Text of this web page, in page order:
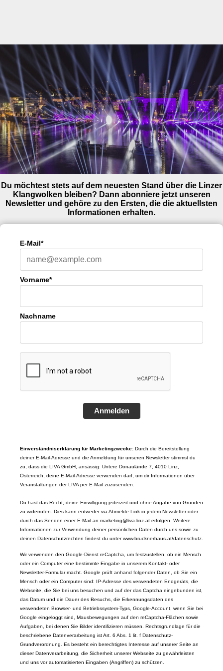
Du möchtest stets auf dem neuesten Stand über die Linzer
Klangwolken bleiben? Dann abonniere jetzt unseren
Newsletter und gehöre zu den Ersten, die die aktuellsten
Informationen erhalten.
E-Mail*
Vorname*
Nachname
Anmelden
Einverständniserklärung für Marketingzwecke: Durch die Bereitstellung
deiner E-Mail-Adresse und die Anmeldung für unseren Newsletter stimmst du
zu, dass die LIVA GmbH, ansässig: Untere Donaulände 7, 4010 Linz,
Österreich, deine E-Mail-Adresse verwenden darf, um dir Informationen über
Veranstaltungen der LIVA per E-Mail zuzusenden.
Du hast das Recht, deine Einwilligung jederzeit und ohne Angabe von Gründen
zu widerrufen. Dies kann entweder via Abmelde-Link in jedem Newsletter oder
durch das Senden einer E-Mail an marketing@liva.linz.at erfolgen. Weitere
Informationen zur Verwendung deiner persönlichen Daten durch uns sowie zu
deinen Datenschutzrechten findest du unter www.brucknerhaus.at/datenschutz.
Wir verwenden den Google-Dienst reCaptcha, um festzustellen, ob ein Mensch
oder ein Computer eine bestimmte Eingabe in unserem Kontakt- oder
Newsletter-Formular macht. Google prüft anhand folgender Daten, ob Sie ein
Mensch oder ein Computer sind: IP-Adresse des verwendeten Endgeräts, die
Webseite, die Sie bei uns besuchen und auf der das Captcha eingebunden ist,
das Datum und die Dauer des Besuchs, die Erkennungsdaten des
verwendeten Browser- und Betriebssystem-Typs, Google-Account, wenn Sie bei
Google eingeloggt sind, Mausbewegungen auf den reCaptcha-Flächen sowie
Aufgaben, bei denen Sie Bilder identifizieren müssen. Rechtsgrundlage für die
beschriebene Datenverarbeitung ist Art. 6 Abs. 1 lit. f Datenschutz-
Grundverordnung. Es besteht ein berechtigtes Interesse auf unserer Seite an
dieser Datenverarbeitung, die Sicherheit unserer Webseite zu gewährleisten
und uns vor automatisierten Eingaben (Angriffen) zu schützen.